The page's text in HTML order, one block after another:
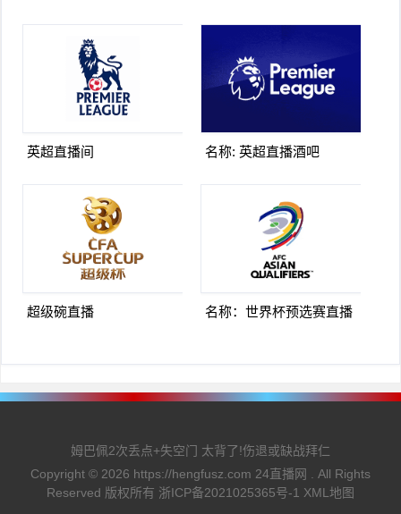
英超直播间 名称: 英超直播酒吧
超级碗直播 名称：世界杯预选赛直播
姆巴佩2次丢点+失空门 太背了!伤退或缺战拜仁
Copyright © 2026 https://hengfusz.com 24直播网
. All Rights
Reserved 版权所有 浙ICP备2021025365号-1 XML地图